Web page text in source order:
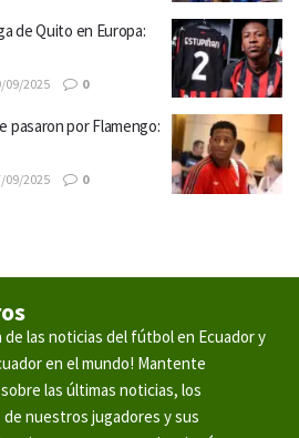
de Quito en Europa:
09/2025 0
pasaron por Flamengo:
09/2025 0
de las noticias del fútbol en Ecuador y
en el mundo! Mantente
las últimas noticias, los
nuestros jugadores y sus